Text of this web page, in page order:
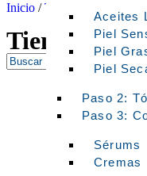
Aceites
Piel
Piel
Piel
Paso 2:
Paso 3:
Sérums
Cremas
Inicio /Tienda
Tienda